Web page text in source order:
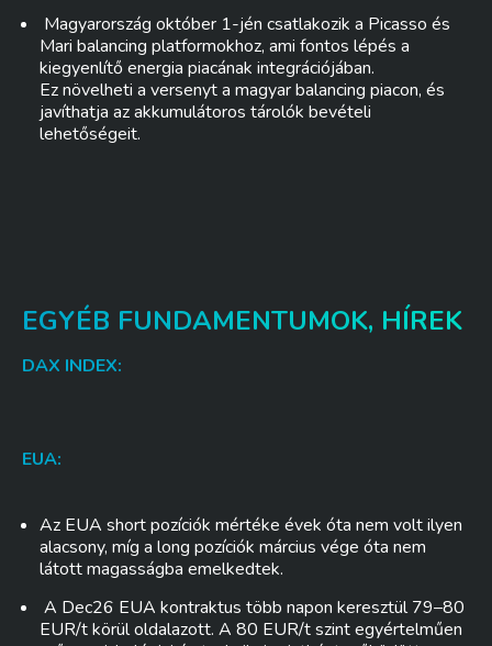
Magyarország október 1-jén csatlakozik a Picasso és
Mari balancing platformokhoz, ami fontos lépés a
kiegyenlítő energia piacának integrációjában.
Ez növelheti a versenyt a magyar balancing piacon, és
javíthatja az akkumulátoros tárolók bevételi
lehetőségeit.
EGYÉB FUNDAMENTUMOK, HÍREK
DAX INDEX:
EUA:
Az EUA short pozíciók mértéke évek óta nem volt ilyen
alacsony, míg a long pozíciók március vége óta nem
látott magasságba emelkedtek.
A Dec26 EUA kontraktus több napon keresztül 79–80
EUR/t körül oldalazott. A 80 EUR/t szint egyértelműen